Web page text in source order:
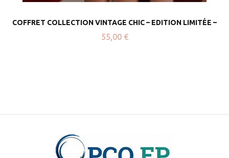
COFFRET COLLECTION VINTAGE CHIC – EDITION LIMITÉE –
55,00 €